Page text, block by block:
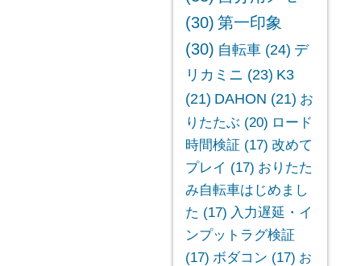
(30) 第一印象
(30) 自転車(24) デ
リカミニ (23) K3
(21) DAHON (21) お
りたたぶ (20) ロード
時間検証 (17) 改めて
プレイ (17) おりたた
み自転車はじめまし
た (17) 入力遅延・イ
ンプットラグ検証
(17) ボダコン (17) お